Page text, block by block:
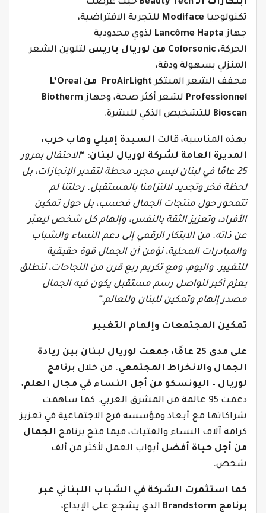
ابتكارات الـ Beauty Tech حيث عُرضت
تكنولوجيا Modiface للتجربة الافتراضية،
جهازLancôme Hapta لذوي محدودية
الحركة، Colorsonic من لوريال باريس لتلوين الشعر
المنزلي بسهولة ودقة،
مجفف الشعر المبتكر AirLight
Pro من L’Oreal
Professionnel لشعر أكثر صحة، وجهازBiotherm
Bioscan للتشخيص الذكي للبشرة.
بهذه المناسبة، قالت السيدة إميلي وهاب حرب،
المديرة العامة لشركة لوريال لبنان: “الاحتفال بمرور
25 عامًا في لبنان ليس مجرد محطة لتقدير الإنجازات، بل
لحظة فخر وتجديد لالتزامنا بالمستقبل. رحلتنا لم
تتمحور حول منتجات الجمال فحسب، بل حول تمكين
الأفراد، وتعزيز الثقة بالنفس، وإلهام كل شخص ليعبّر
عن ذاته. من الابتكار الرقمي إلى دعم النساء والشباب
والمبادرات المحلية، نؤمن أن الجمال قوة حقيقية
للتغيير. واليوم، ومع تكريم ربع قرن من النجاحات، ننطلق
بعزم أكبر لنواصل رسم مستقبل يكون فيه الجمال
مصدر إلهام وتمكين للبنان وللعالم.”
تمكين المجتمعات وإلهام التغيير
على مدى 25 عامًا، جمعت لوريال لبنان بين ريادة
الجمال والانخراط المجتمعي. من خلال برنامج
لوريال – اليونسكو من أجل النساء في مجال العلم،
دعمت 95 عالمة من المشرق العربي. كما ساهمت
شراكاتها مع أبعاد ومؤسسة فرح الاجتماعية في تعزيز
كرامة آلاف النساء والفتيات، فيما فتح برنامج الجمال
من أجل حياة أفضل أبواب العمل لأكثر من ألف
شخص.
كما استثمرت الشركة في الشباب اللبناني عبر
برنامج Brandstorm الذي يشجع على الإبداع،